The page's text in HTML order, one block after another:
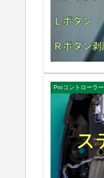
Proコントローラー